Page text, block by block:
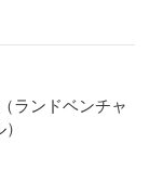
ランドベンチャ